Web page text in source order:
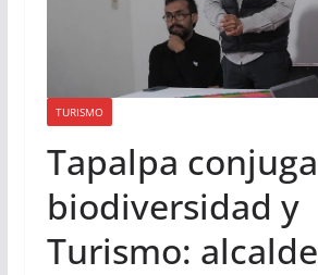
TURISMO
Tapalpa conjuga
biodiversidad y
Turismo: alcalde